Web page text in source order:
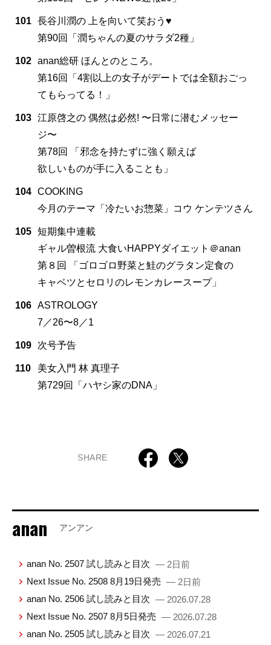
101 長谷川潤の 上を向いて笑おう♥
第90回「潤ちゃんの夏のサラダ2種」
102 anan総研 ほんとのところ。
第16回「4割以上の女子がデートでは全額おごっ
てもらってる！」
103 江原啓之の 偶然は必然! 〜日常に潜むメッセー
ジ〜
第78回 「邪念を持たずに強く願えば
欲しいものが手に入ることも」
104 COOKING
今月のテーマ「冷たいお惣菜」コウ ケンテツさん
105 短期集中連載
ギャル曽根流 大食いHAPPYダイエット＠anan
第８回 「ゴロゴロ野菜と鮭のグラタン定食の
キャベツとセロリのレモンカレースープ」
106 ASTROLOGY
7／26〜8／1
109 次号予告
110
美女入門 林 真理子
第729回「ハヤシ家のDNA」
SHARE
anan アンアン
anan No. 2507 試し読みと目次 — 2日前
Next Issue No. 2508 8月19日発売 — 2日前
anan No. 2506 試し読みと目次 — 2026.07.28
Next Issue No. 2507 8月5日発売 — 2026.07.28
anan No. 2505 試し読みと目次 — 2026.07.21